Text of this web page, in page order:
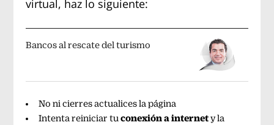
virtual, haz lo siguiente:
Bancos al rescate del turismo
No ni cierres actualices la página
Intenta reiniciar tuconexión a internety la